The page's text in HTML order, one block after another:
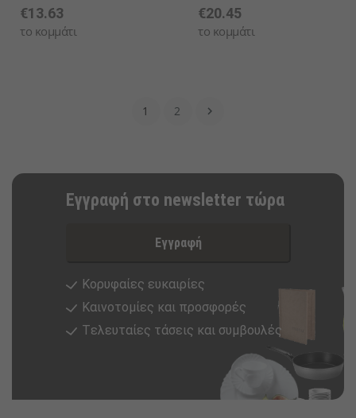
€13.63
το κομμάτι
€20.45
το κομμάτι
1 2 
Εγγραφή στο newsletter τώρα
Εγγραφή
Κορυφαίες ευκαιρίες
Καινοτομίες και προσφορές
Tελευταίες τάσεις και συμβουλές